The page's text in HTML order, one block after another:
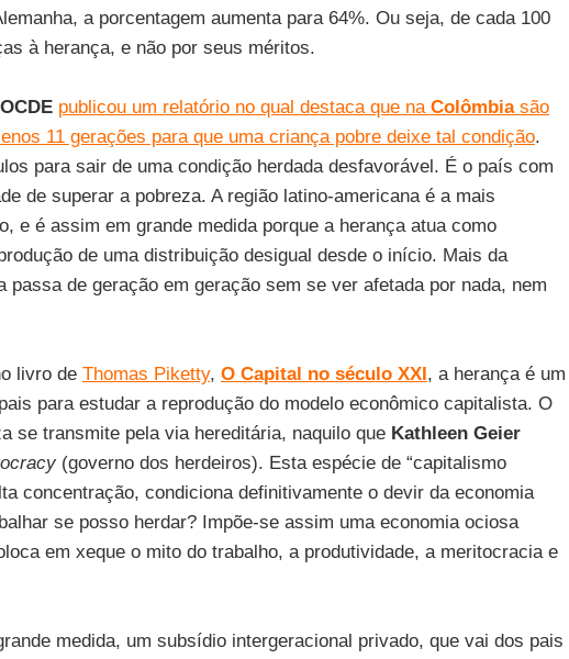
a porcentagem aumenta para 64%. Ou seja, de cada 100
à herança, e não por seus méritos.
OCDE publicou um relatório no qual destaca que na Colômbiasão
11 gerações para que uma criança pobre deixe tal condição.
para sair de uma condição herdada desfavorável. É o país com
de superar a pobreza. A região latino-americana é a mais
e é assim em grande medida porque a herança atua como
de uma distribuição desigual desde o início. Mais da
passa de geração em geração sem se ver afetada por nada, nem
livro de Thomas Piketty, O Capital no século XXI, a herança é um
para estudar a reprodução do modelo econômico capitalista. O
se transmite pela via hereditária, naquilo que Kathleen Geier
(governo dos herdeiros). Esta espécie de “capitalismo
concentração, condiciona definitivamente o devir da economia
se posso herdar? Impõe-se assim uma economia ociosa
em xeque o mito do trabalho, a produtividade, a meritocracia e
medida, um subsídio intergeracional privado, que vai dos pais